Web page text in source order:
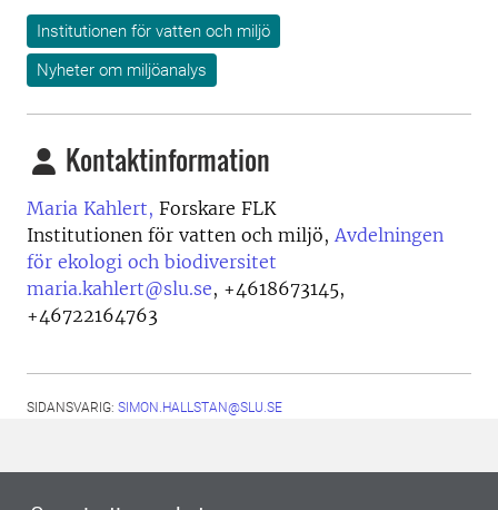
Institutionen för vatten och miljö
Nyheter om miljöanalys
Kontaktinformation
Maria Kahlert, Forskare FLK
Institutionen för vatten och miljö, Avdelningen
för ekologi och biodiversitet
maria.kahlert@slu.se, +4618673145,
+46722164763
SIDANSVARIG: SIMON.HALLSTAN@SLU.SE